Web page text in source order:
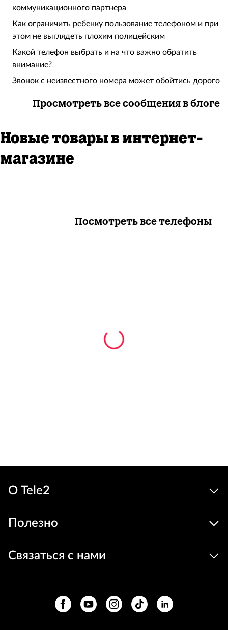
коммуникационного партнера
Как ограничить ребенку пользование телефоном и при
этом не выглядеть плохим полицейским
Какой телефон выбрать и на что важно обратить
внимание?
Звонок с неизвестного номера может обойтись дорого
Просмотреть все сообщения в блоге
Новые товары в интернет-
магазине
Посмотреть все телефоны
О Tele2
Полезно
Связаться с нами